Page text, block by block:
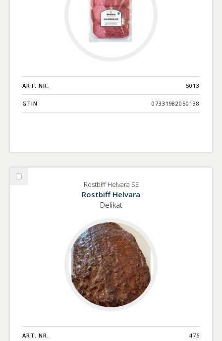
ART. NR. 5013
GTIN 07331982050138
Välj
Rostbiff Helvara SE
Rostbiff Helvara
Delikat
ART. NR. 476